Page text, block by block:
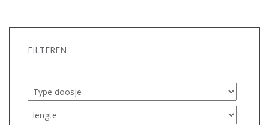
FILTEREN